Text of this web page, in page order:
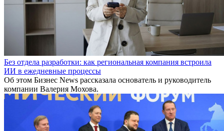
Без отдела разработки: как региональная компания встроила
ИИ в ежедневные процессы
Об этом Бизнес News рассказала основатель и руководитель
компании Валерия Мохова.